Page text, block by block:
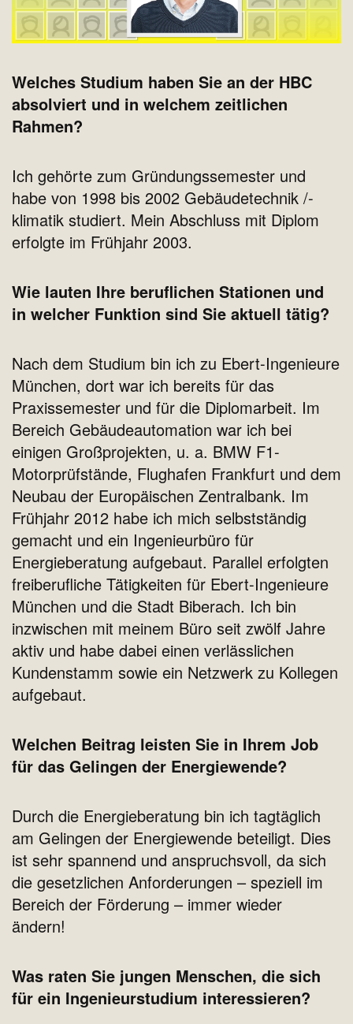
Welches Studium haben Sie an der HBC
absolviert und in welchem zeitlichen
Rahmen?
Ich gehörte zum Gründungssemester und
habe von 1998 bis 2002 Gebäudetechnik /-
klimatik studiert. Mein Abschluss mit Diplom
erfolgte im Frühjahr 2003.
Wie lauten Ihre beruflichen Stationen und
in welcher Funktion sind Sie aktuell tätig?
Nach dem Studium bin ich zu Ebert-Ingenieure
München, dort war ich bereits für das
Praxissemester und für die Diplomarbeit. Im
Bereich Gebäudeautomation war ich bei
einigen Großprojekten, u. a. BMW F1-
Motorprüfstände, Flughafen Frankfurt und dem
Neubau der Europäischen Zentralbank. Im
Frühjahr 2012 habe ich mich selbstständig
gemacht und ein Ingenieurbüro für
Energieberatung aufgebaut. Parallel erfolgten
freiberufliche Tätigkeiten für Ebert-Ingenieure
München und die Stadt Biberach. Ich bin
inzwischen mit meinem Büro seit zwölf Jahre
aktiv und habe dabei einen verlässlichen
Kundenstamm sowie ein Netzwerk zu Kollegen
aufgebaut.
Welchen Beitrag leisten Sie in Ihrem Job
für das Gelingen der Energiewende?
Durch die Energieberatung bin ich tagtäglich
am Gelingen der Energiewende beteiligt. Dies
ist sehr spannend und anspruchsvoll, da sich
die gesetzlichen Anforderungen – speziell im
Bereich der Förderung – immer wieder
ändern!
Was raten Sie jungen Menschen, die sich
für ein Ingenieurstudium interessieren?